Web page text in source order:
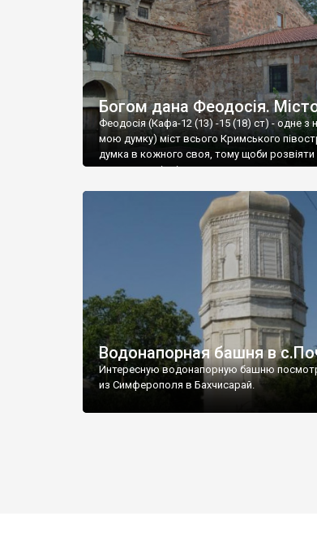
Богом дана Феодосія.
Феодосія (Кафа-12 (13) -15 (18) ст) - одне з
мою думку) міст всього Кримського
думка в кожного своя, тому щоби розвіяти
запрошую відвідати це
Водонапорная башня в
Интересную водонапорную башню
из Симферополя в Бахчисарай.